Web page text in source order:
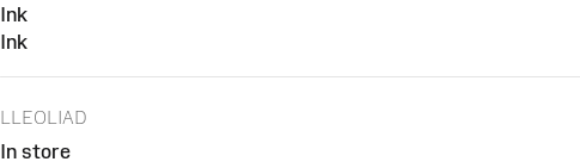
Ink
Ink
LLEOLIAD
In store